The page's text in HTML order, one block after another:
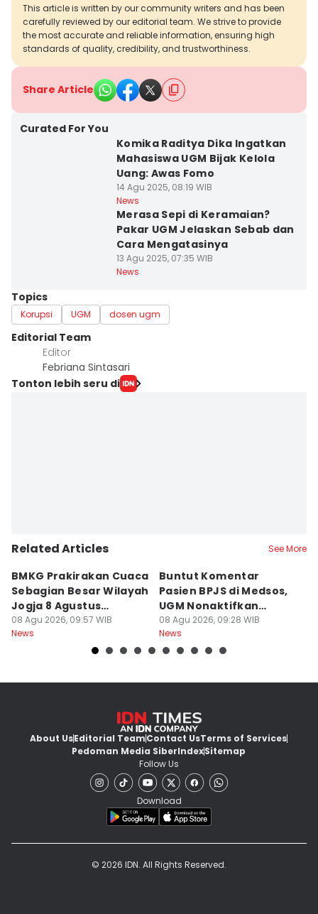
This article is written by our community writers and has been
carefully reviewed by our editorial team. We strive to provide
the most accurate and reliable information, ensuring high
standards of quality, credibility, and trustworthiness.
Share Article
Curated For You
Komika Raditya Dika Ingatkan
Mahasiswa UGM Bijak Kelola
Uang: Awas Fomo
14 Agu 2025, 08:19 WIB
News
Merasa Sepi di Keramaian?
Pakar UGM Jelaskan Sebab dan
Cara Mengatasinya
13 Agu 2025, 07:35 WIB
News
Topics
Korupsi UGM dosen ugm
Editorial Team
Editor
Febriana Sintasari
Tonton lebih seru di
Related Articles See More
BMKG Prakirakan Cuaca
Sebagian Besar Wilayah
Jogja 8 Agustus
Berawan
08 Agu 2026, 09:57 WIB
News
Buntut Komentar
Pasien BPJS di Medsos,
UGM Nonaktifkan
Dokter PPDS
08 Agu 2026, 09:28 WIB
News
About UsEditorial TeamContact UsTerms of Services
Pedoman Media SiberIndexSitemap
Follow Us
Download
© 2026 IDN. All Rights Reserved.